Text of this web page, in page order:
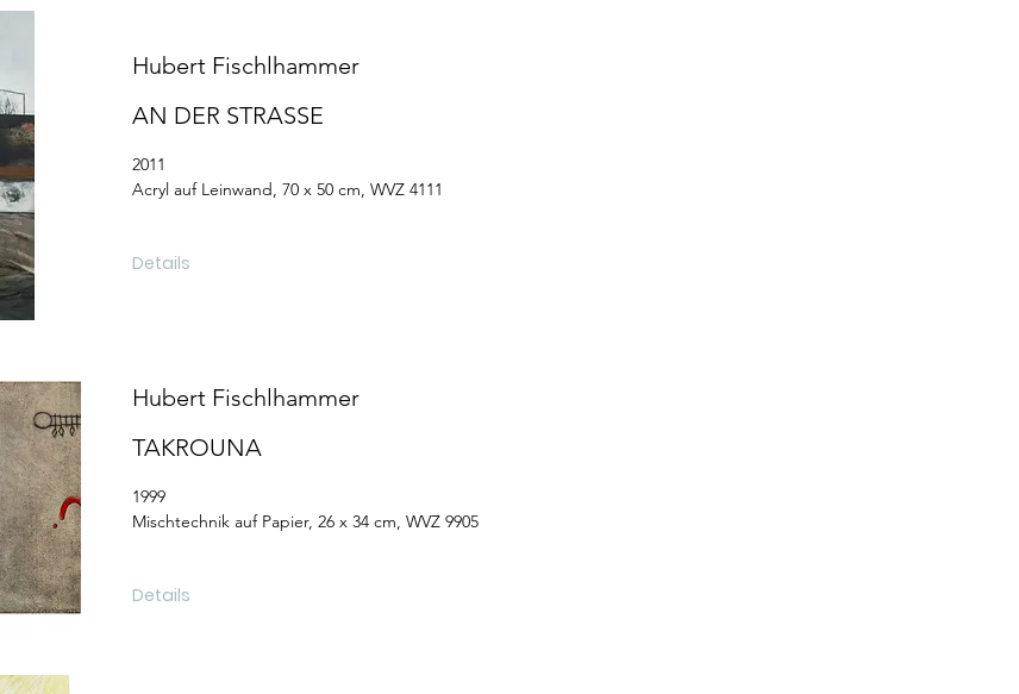
Hubert Fischlhammer
AN DER STRASSE
2011
Acryl auf Leinwand, 70 x 50 cm, WVZ 4111
Details
Hubert Fischlhammer
TAKROUNA
1999
Mischtechnik auf Papier, 26 x 34 cm, WVZ 9905
Details